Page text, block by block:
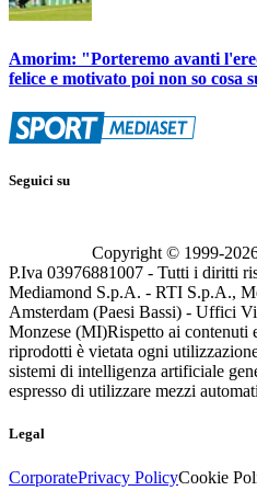
Amorim: "Porteremo avanti
felice e motivato poi non so cosa
Seguici su
Copyright © 1999-
P.Iva 03976881007 - Tutti i diritti
Mediamond S.p.A. - RTI S.p.A.,
Amsterdam (Paesi Bassi) - Uffici
Monzese (MI)Rispetto ai contenuti
riprodotti è vietata ogni
sistemi di intelligenza artificiale
espresso di utilizzare mezzi
Legal
CorporatePrivacy PolicyCookie